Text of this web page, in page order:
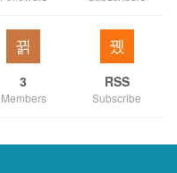
3
Members
RSS
Subscribe